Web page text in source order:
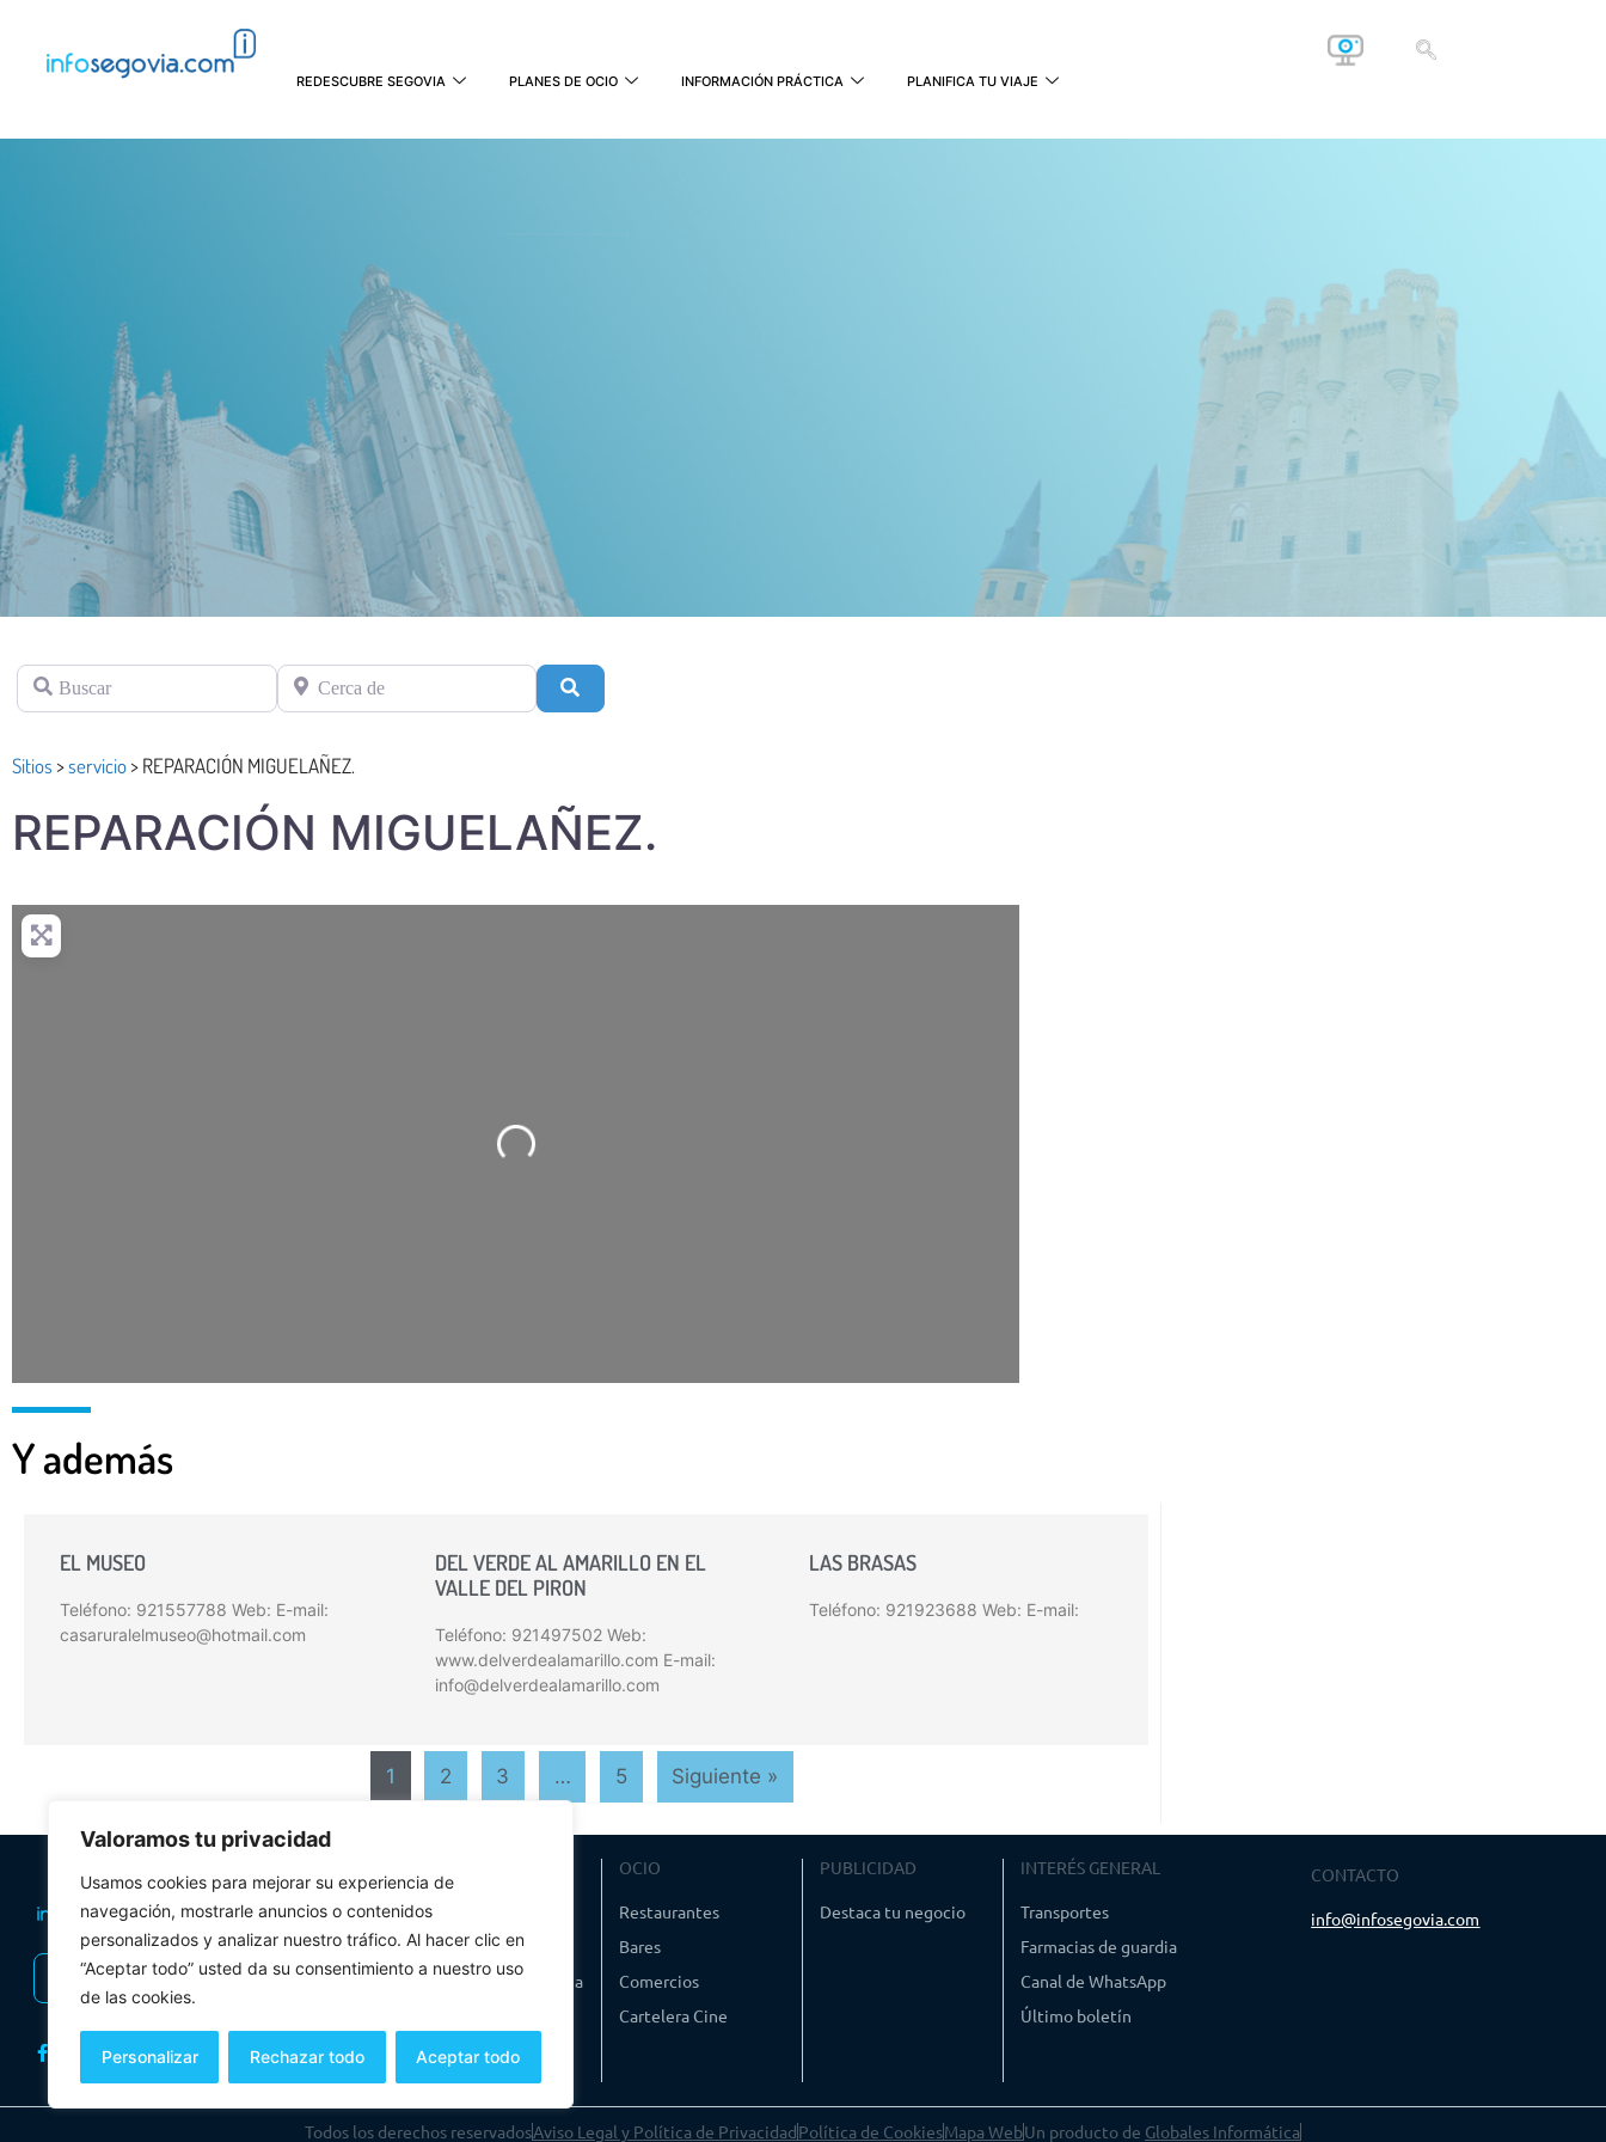
Valoramos tu privacidad
Usamos cookies para mejorar su experiencia de
navegación, mostrarle anuncios o contenidos
personalizados y analizar nuestro tráfico. Al hacer clic en
“Aceptar todo” usted da su consentimiento a nuestro uso
de las cookies.
Personalizar Rechazar todo Aceptar todo
REDESCUBRE SEGOVIA PLANES DE OCIO INFORMACIÓN PRÁCTICA PLANIFICA TU VIAJE
Buscar Cerca de
Sitios >servicio>REPARACIÓN MIGUELAÑEZ.
REPARACIÓN MIGUELAÑEZ.
Cargando…
Y además
EL MUSEO
Teléfono: 921557788 Web: E-mail:
casaruralelmuseo@hotmail.com
DEL VERDE AL AMARILLO EN EL
VALLE DEL PIRON
Teléfono: 921497502 Web:
www.delverdealamarillo.com E-mail:
info@delverdealamarillo.com
LAS BRASAS
Teléfono: 921923688 Web: E-mail:
1 2 3 … 5 Siguiente »
INSCRIBIRSE AL BOLETÍN
Oficinas de turismo
Visitas Guiadas
Folletos y multimedia
OCIO
Restaurantes
Bares
Comercios
Cartelera Cine
PUBLICIDAD
Destaca tu negocio
INTERÉS GENERAL
Transportes
Farmacias de guardia
Canal de WhatsApp
Último boletín
CONTACTO
info@infosegovia.com
Todos los derechos reservadosAviso Legal y Política de PrivacidadPolítica de CookiesMapa WebUn producto de Globales Informática